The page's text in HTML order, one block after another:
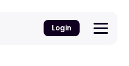
Login